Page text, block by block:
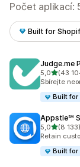
Počet aplikací:
Built for
Judge.me
5,0z 5 hvězd
(43
Celkový
Sbírejte
Built for
Appstle℠
5,0z 5 hvězd
(8 133)
Celkový
Retain
Built for